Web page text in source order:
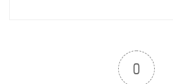
0